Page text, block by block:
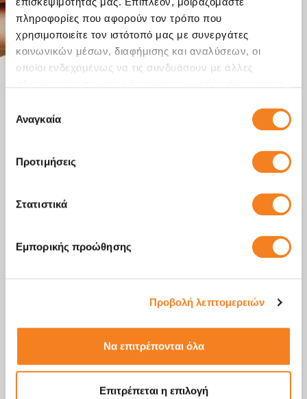
πληροφορίες που αφορούν τον τρόπο που
χρησιμοποιείτε τον ιστότοπό μας με συνεργάτες
κοινωνικών μέσων, διαφήμισης και αναλύσεων, οι
οποίοι ενδεχομένως να τις συνδυάσουν με άλλες
των υπηρεσιών τους.
συγκατάθεσης
Αναγκαία
Προτιμήσεις
Στατιστικά
Εμπορικής προώθησης
Προβολή λεπτομερειών
Να επιτρέπονται όλα
Επιτρέπεται η επιλογή